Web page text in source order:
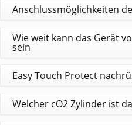
Anschlussmöglichkeiten
Wie weit kann das Gerät
sein
Easy Touch Protect
Welcher cO2 Zylinder ist